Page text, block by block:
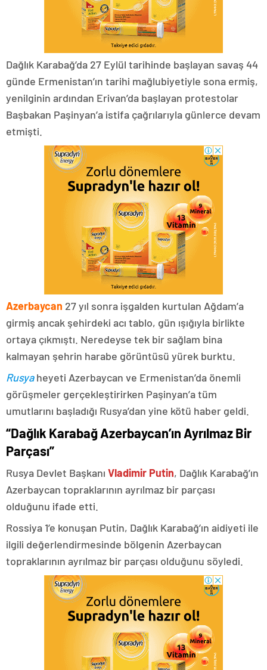
Dağlık Karabağ’da 27 Eylül tarihinde başlayan savaş 44
günde Ermenistan’ın tarihi mağlubiyetiyle sona ermiş,
yenilginin ardından Erivan’da başlayan protestolar
Başbakan Paşinyan’a istifa çağrılarıyla günlerce devam
etmişti.
Azerbaycan 27 yıl sonra işgalden kurtulan Ağdam’a
girmiş ancak şehirdeki acı tablo, gün ışığıyla birlikte
ortaya çıkmıştı. Neredeyse tek bir sağlam bina
kalmayan şehrin harabe görüntüsü yürek burktu.
Rusyaheyeti Azerbaycan ve Ermenistan’da önemli
görüşmeler gerçekleştirirken Paşinyan’a tüm
umutlarını başladığı Rusya’dan yine kötü haber geldi.
“Dağlık Karabağ Azerbaycan’ın Ayrılmaz Bir
Parçası”
Rusya Devlet Başkanı Vladimir Putin, Dağlık Karabağ’ın
Azerbaycan topraklarının ayrılmaz bir parçası
olduğunu ifade etti.
Rossiya 1’e konuşan Putin, Dağlık Karabağ’ın aidiyeti ile
ilgili değerlendirmesinde bölgenin Azerbaycan
topraklarının ayrılmaz bir parçası olduğunu söyledi.